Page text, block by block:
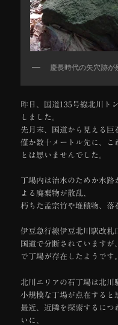
慶長時代の矢穴跡が
昨日、国道135号線北川ト
しました。
先月末、国道から見える巨
僅か数十メートル先に、こ
とは思いませんでした。
丁場内は治水のためか水
よる廃棄物が散乱、
朽ちた孟宗竹や堆積物、落
伊豆急行線伊豆北川駅改札
国道で分断されていますが
で丁場が存在したようです。
北川エリアの石丁場は北川
小規模な丁場が点在すると
最近、近隣を探索するに
いに、